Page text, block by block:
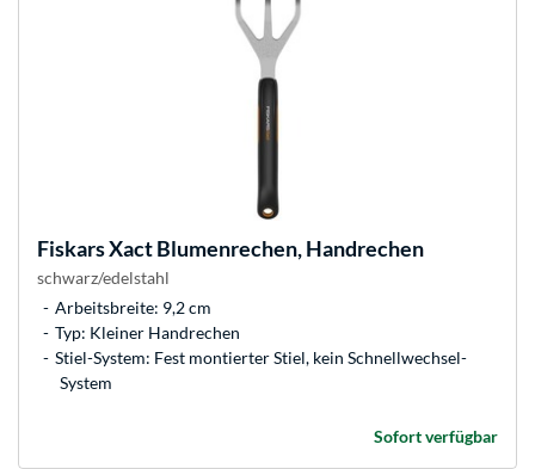
FiskarsXact Blumenrechen, Handrechen
schwarz/edelstahl
Arbeitsbreite: 9,2 cm
Typ: Kleiner Handrechen
Stiel-System: Fest montierter Stiel, kein Schnellwechsel-
System
Sofort verfügbar